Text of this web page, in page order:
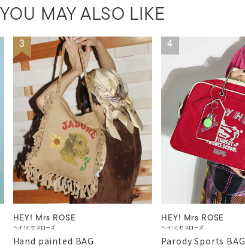
YOU MAY ALSO LIKE
3
HEY! Mrs ROSE
ヘイ！ミセスローズ
Hand painted BAG
4
HEY! Mrs ROSE
ヘイ！ミセスローズ
Parody Sports BAG